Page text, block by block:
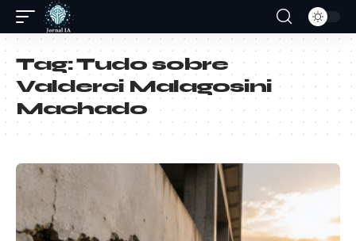
Tag:Tudo sobre
Valderci Malagosini
Machado